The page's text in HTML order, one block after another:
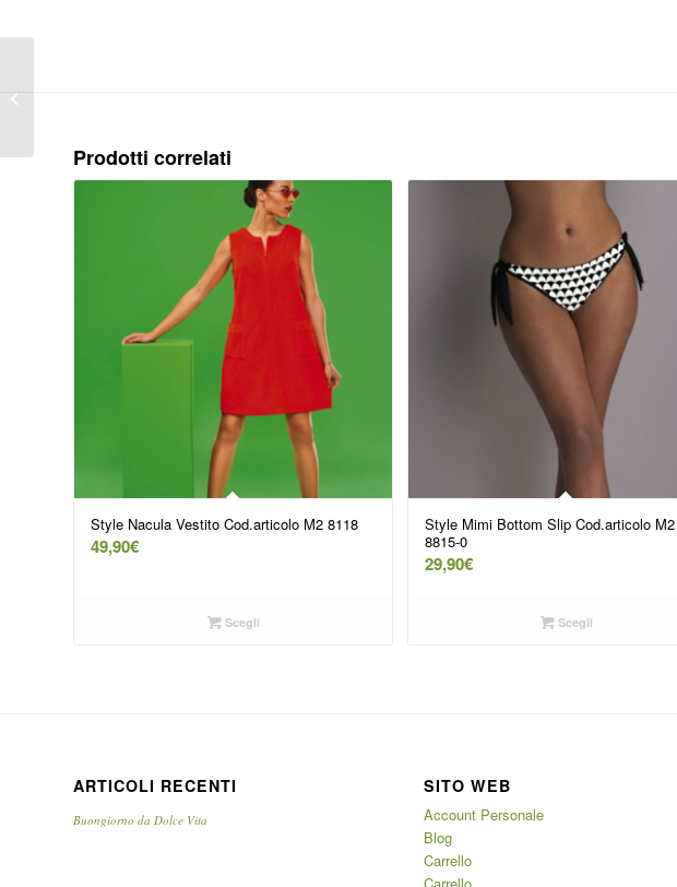
Prodotti correlati
Style Nacula Vestito Cod.articolo M2 8118
49,90€
Scegli
Style Mimi Bottom Slip Cod.articolo M2
8815-0
29,90€
Scegli
ARTICOLI RECENTI
Buongiorno da Dolce Vita
SITO WEB
Account Personale
Blog
Carrello
Carrello